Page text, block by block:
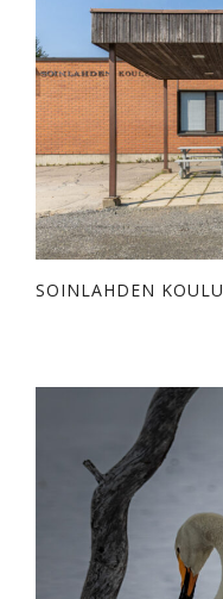
SOINLAHDEN KOULU